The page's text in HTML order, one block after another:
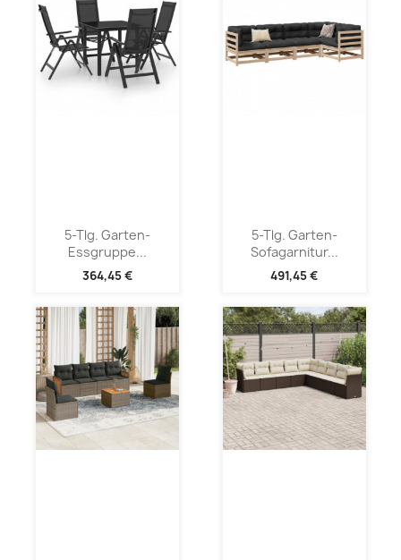
5-Tlg. Garten-
Essgruppe...
364,45 €
5-Tlg. Garten-
Sofagarnitur...
491,45 €